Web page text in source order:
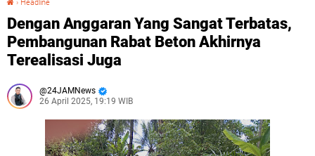
› Headline
Dengan Anggaran Yang Sangat Terbatas,
Pembangunan Rabat Beton Akhirnya
Terealisasi Juga
24JAMNews
26 April 2025, 19:19 WIB